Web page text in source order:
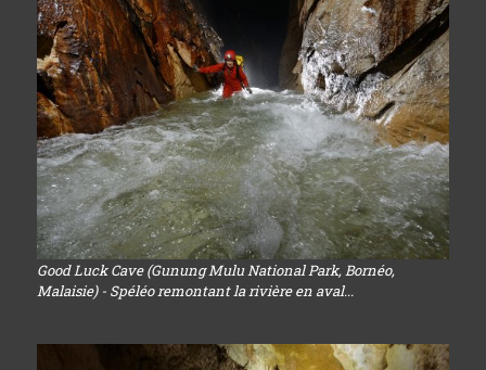
Good Luck Cave (Gunung Mulu National Park, Bornéo,
Malaisie) - Spéléo remontant la rivière en aval...